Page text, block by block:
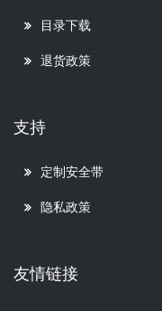
目录下载
退货政策
支持
定制安全带
隐私政策
友情链接